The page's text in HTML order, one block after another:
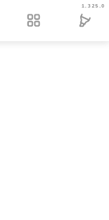
1.325.0